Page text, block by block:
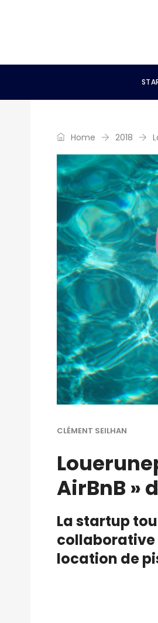
Home 2018
CLÉMENT SEILHAN
AirBnB »
La startup
collaborative
location de